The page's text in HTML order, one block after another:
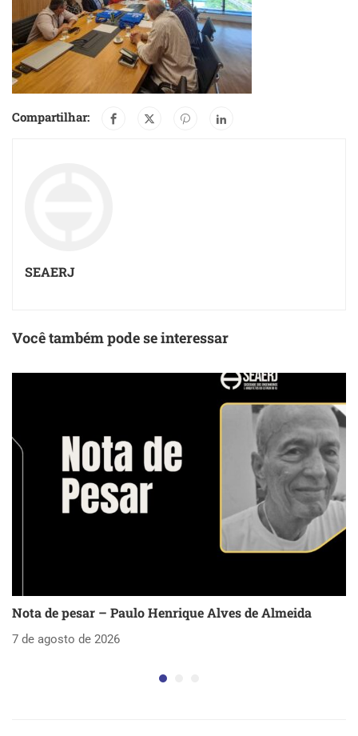
Compartilhar:
SEAERJ
Você também pode se interessar
Nota de pesar – Paulo Henrique Alves de Almeida
7 de agosto de 2026